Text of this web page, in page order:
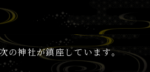
の神社が鎮座しています。